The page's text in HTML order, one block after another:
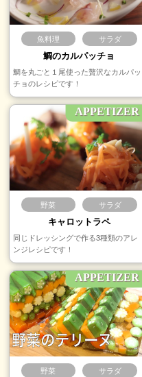
魚料理 サラダ
鯛のカルパッチョ
鯛を丸ごと１尾使った贅沢なカルパッ
チョのレシピです！
APPETIZER
野菜 サラダ
キャロットラペ
同じドレッシングで作る3種類のアレ
ンジレシピです！
APPETIZER
野菜 サラダ